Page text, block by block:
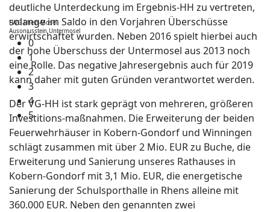
FWG Rhein-Mosel
Ausoniusstein Untermosel
0
1
2
3
4
5
deutliche Unterdeckung im Ergebnis-HH zu vertreten,
solange im Saldo in den Vorjahren Überschüsse
erwirtschaftet wurden. Neben 2016 spielt hierbei auch
der hohe Überschuss der Untermosel aus 2013 noch
eine Rolle. Das negative Jahresergebnis auch für 2019
kann daher mit guten Gründen verantwortet werden.
Der VG-HH ist stark geprägt von mehreren, größeren
Investitions-maßnahmen. Die Erweiterung der beiden
Feuerwehrhäuser in Kobern-Gondorf und Winningen
schlägt zusammen mit über 2 Mio. EUR zu Buche, die
Erweiterung und Sanierung unseres Rathauses in
Kobern-Gondorf mit 3,1 Mio. EUR, die energetische
Sanierung der Schulsporthalle in Rhens alleine mit
360.000 EUR. Neben den genannten zwei